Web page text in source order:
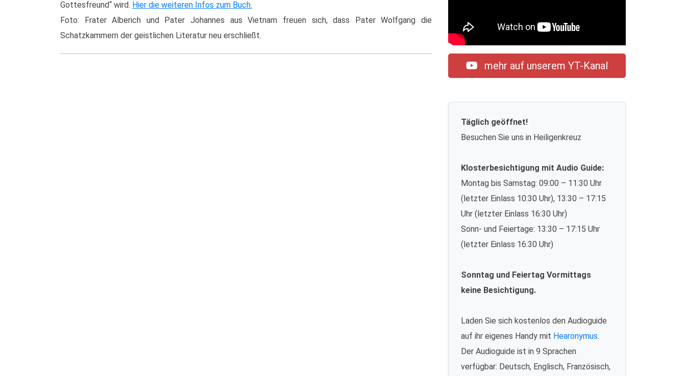
Gottesfreund“ wird. Hier die weiteren Infos zum Buch.
Foto: Frater Alberich und Pater Johannes aus Vietnam freuen sich, dass Pater Wolfgang die
Schatzkammern der geistlichen Literatur neu erschließt.
mehr auf unserem YT-Kanal
Täglich geöffnet!
Besuchen Sie uns in Heiligenkreuz
Klosterbesichtigung mit Audio Guide:
Montag bis Samstag: 09:00 – 11:30 Uhr
(letzter Einlass 10:30 Uhr), 13:30 – 17:15
Uhr (letzter Einlass 16:30 Uhr)
Sonn- und Feiertage: 13:30 – 17:15 Uhr
(letzter Einlass 16:30 Uhr)
Sonntag und Feiertag Vormittags
keine Besichtigung.
Laden Sie sich kostenlos den Audioguide
auf ihr eigenes Handy mit Hearonymus.
Der Audioguide ist in 9 Sprachen
verfügbar: Deutsch, Englisch, Französisch,